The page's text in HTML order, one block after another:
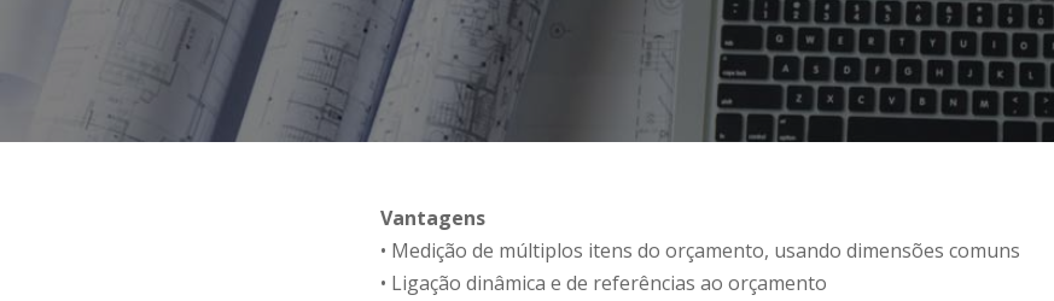
Vantagens
• Medição de múltiplos itens do orçamento, usando dimensões comuns
• Ligação dinâmica e de referências ao orçamento